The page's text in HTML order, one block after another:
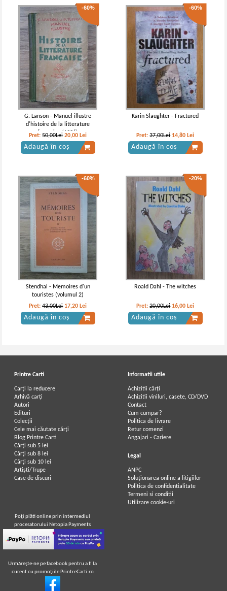
-60%
G. Lanson - Manuel illustre
d'histoire de la litterature
francaise (1936)
Pret:50,00Lei 20,00 Lei
Adaugă în coș
-60%
Karin Slaughter - Fractured
Pret:37,00Lei 14,80 Lei
Adaugă în coș
-60%
Stendhal - Memoires d'un
touristes (volumul 2)
Pret:43,00Lei 17,20 Lei
Adaugă în coș
-20%
Roald Dahl - The witches
Pret:20,00Lei 16,00 Lei
Adaugă în coș
Printre Carti
Carți la reducere
Arhivă carți
Autori
Edituri
Colecții
Cele mai căutate cărți
Blog Printre Carti
Cărţi sub 5 lei
Cărţi sub 8 lei
Cărţi sub 10 lei
Artiști/Trupe
Case de discuri
Informatii utile
Achizitii cărți
Achizitii viniluri, casete, CD/DVD
Contact
Cum cumpar?
Politica de livrare
Retur comenzi
Angajari - Cariere
Legal
ANPC
Soluționarea online a litigiilor
Politica de confidentialitate
Termeni si conditii
Utilizare cookie-uri
Poţi plăti online prin intermediul
procesatorului Netopia Payments
Urmăreşte-ne pe facebook pentru a fi la
curent cu promoţiile PrintreCarti.ro